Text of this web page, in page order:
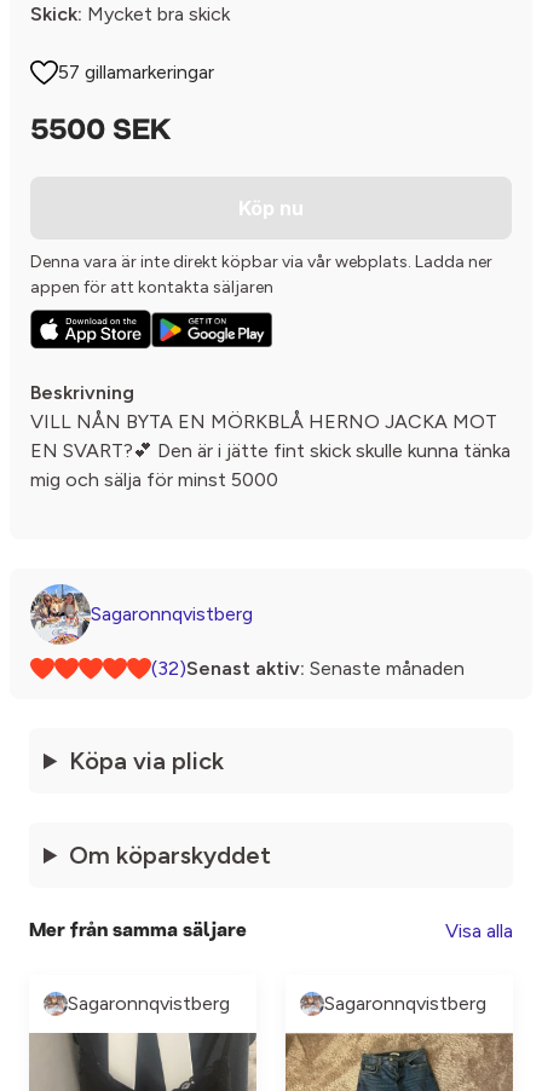
Skick: Mycket bra skick
57 gillamarkeringar
5500 SEK
Köp nu
Denna vara är inte direkt köpbar via vår webplats. Ladda ner
appen för att kontakta säljaren
Beskrivning
VILL NÅN BYTA EN MÖRKBLÅ HERNO JACKA MOT
EN SVART?💕 Den är i jätte fint skick skulle kunna tänka
mig och sälja för minst 5000
Sagaronnqvistberg
(32)Senast aktiv: Senaste månaden
Köpa via plick
Om köparskyddet
Mer från samma säljare Visa alla
Sagaronnqvistberg Sagaronnqvistberg